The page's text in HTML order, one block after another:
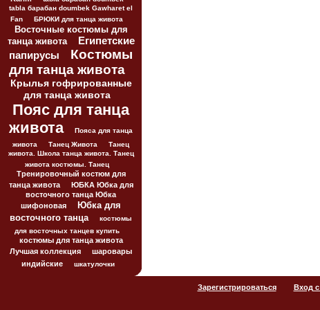
tabla барабан doumbek Gawharet el
Fan
БРЮКИ для танца живота
Восточные костюмы для
танца живота
Египетские
папирусы
Костюмы
для танца живота
Крылья гофрированные
для танца живота
Пояс для танца
живота
Пояса для танца
живота
Танец Живота
Танец
живота. Школа танца живота. Танец
живота костюмы. Танец
Тренировочный костюм для
танца живота
ЮБКА Юбка для
восточного танца Юбка
шифоновая
Юбка для
восточного танца
костюмы
для восточных танцев купить
костюмы для танца живота
Лучшая коллекция
шаровары
индийские
шкатулочки
Зарегистрироваться Вход